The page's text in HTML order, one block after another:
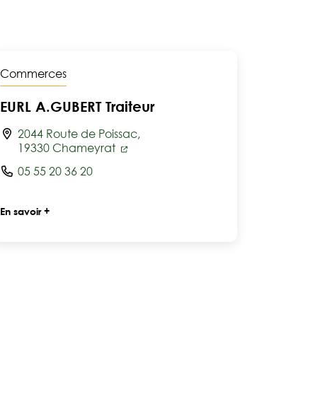
Commerces
EURL A.GUBERT Traiteur
2044 Route de Poissac,
19330 Chameyrat
05 55 20 36 20
En savoir +